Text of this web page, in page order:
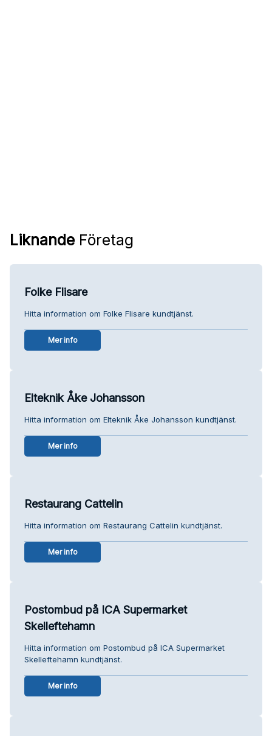
Liknande Företag
Folke Flisare
Hitta information om Folke Flisare kundtjänst.
Mer info
Elteknik Åke Johansson
Hitta information om Elteknik Åke Johansson kundtjänst.
Mer info
Restaurang Cattelin
Hitta information om Restaurang Cattelin kundtjänst.
Mer info
Postombud på ICA Supermarket
Skelleftehamn
Hitta information om Postombud på ICA Supermarket
Skelleftehamn kundtjänst.
Mer info